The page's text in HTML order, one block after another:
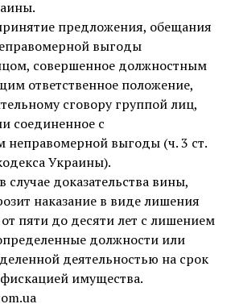
предложения, обещания
выгоды
совершенное должностным
ответственное положение,
сговору группой лиц,
соединенное с
неправомерной выгоды (ч. 3 ст.
Украины).
случае доказательства вины,
наказание в виде лишения
пяти до десяти лет с лишением
должности или
деятельностью на срок
имущества.